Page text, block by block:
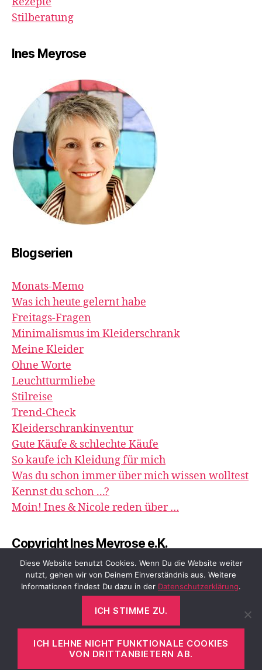
Stilberatung
Ines Meyrose
Blogserien
Monats-Memo
Was ich heute gelernt habe
Freitags-Fragen
Minimalismus im Kleiderschrank
Meine Kleider
Ohne Worte
Leuchtturmliebe
Stilreise
Trend-Check
Kleiderschrankinventur
Gute Käufe & schlechte Käufe
So kaufe ich Kleidung für mich
Was du schon immer über mich wissen wolltest
Kennst du schon ...?
Moin! Ines & Nicole reden über …
Copyright Ines Meyrose e.K.
image&impression
Datenschutzerklärung
↑
Diese Website benutzt Cookies. Wenn Du die Website weiter
nutzt, gehen wir von Deinem Einverständnis aus. Weitere
Informationen findest Du dazu in der Datenschutzerklärung.
ICH STIMME ZU.
ICH LEHNE NICHT FUNKTIONALE COOKIES
VON DRITTANBIETERN AB.